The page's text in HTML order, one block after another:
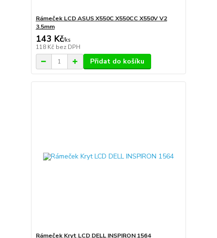
Rámeček LCD ASUS X550C X550CC X550V V2
3.5mm
143 Kč/ks
118 Kč bez DPH
Přidat do košíku
Rámeček Kryt LCD DELL INSPIRON 1564